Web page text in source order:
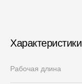
Характеристики
Рабочая длина